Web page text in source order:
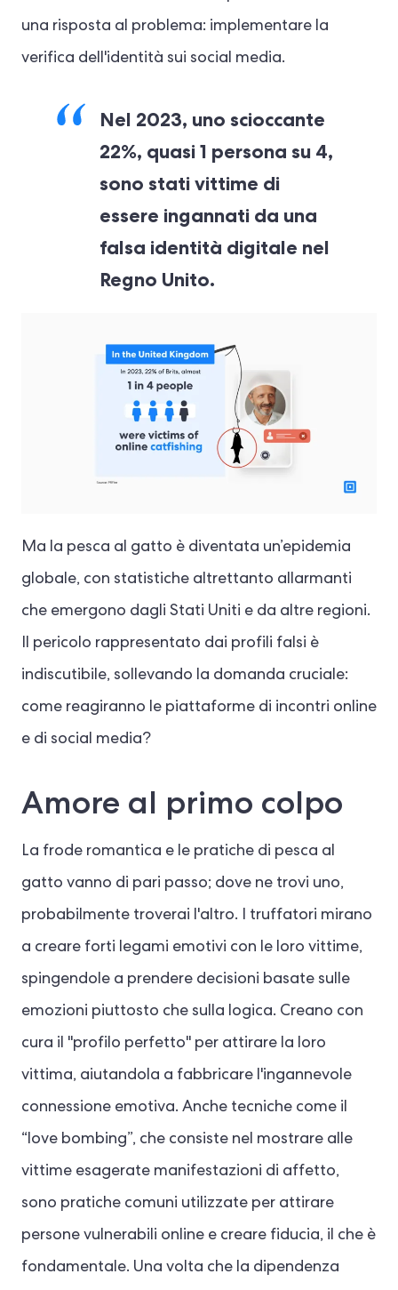
una risposta al problema: implementare la
verifica dell'identità sui social media.
Nel 2023, uno scioccante
22%, quasi 1 persona su 4,
sono stati vittime di
essere ingannati da una
falsa identità digitale nel
Regno Unito.
Ma la pesca al gatto è diventata un’epidemia
globale, con statistiche altrettanto allarmanti
che emergono dagli Stati Uniti e da altre regioni.
Il pericolo rappresentato dai profili falsi è
indiscutibile, sollevando la domanda cruciale:
come reagiranno le piattaforme di incontri online
e di social media?
Amore al primo colpo
La frode romantica e le pratiche di pesca al
gatto vanno di pari passo; dove ne trovi uno,
probabilmente troverai l'altro. I truffatori mirano
a creare forti legami emotivi con le loro vittime,
spingendole a prendere decisioni basate sulle
emozioni piuttosto che sulla logica. Creano con
cura il "profilo perfetto" per attirare la loro
vittima, aiutandola a fabbricare l'ingannevole
connessione emotiva. Anche tecniche come il
“love bombing”, che consiste nel mostrare alle
vittime esagerate manifestazioni di affetto,
sono pratiche comuni utilizzate per attirare
persone vulnerabili online e creare fiducia, il che è
fondamentale. Una volta che la dipendenza